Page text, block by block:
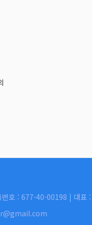
번호 : 677-40-00198 | 대표